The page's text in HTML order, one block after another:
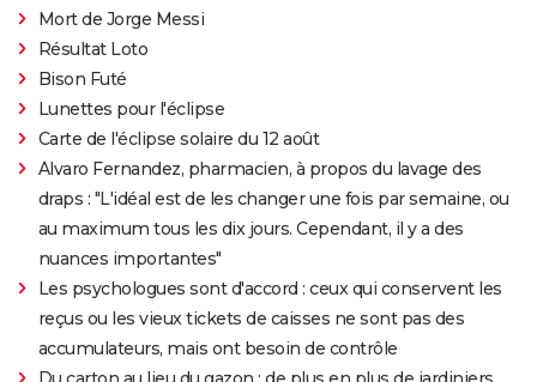
Mort de Jorge Messi
Résultat Loto
Bison Futé
Lunettes pour l'éclipse
Carte de l'éclipse solaire du 12 août
Alvaro Fernandez, pharmacien, à propos du lavage des
draps : "L'idéal est de les changer une fois par semaine, ou
au maximum tous les dix jours. Cependant, il y a des
nuances importantes"
Les psychologues sont d'accord : ceux qui conservent les
reçus ou les vieux tickets de caisses ne sont pas des
accumulateurs, mais ont besoin de contrôle